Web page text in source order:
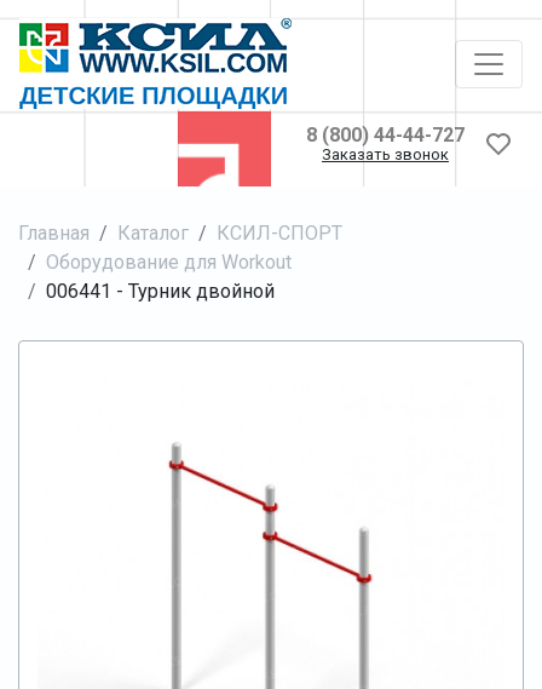
8 (800) 44-44-727
Заказать звонок
Главная Каталог
КСИЛ-СПОРТ
Оборудование для Workout
006441 - Турник двойной